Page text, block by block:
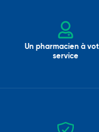
Un pharmacien à
service